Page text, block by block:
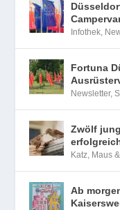
Infothek,
Fortuna
Newsletter,
Zwölf
Katz, Maus
Ab